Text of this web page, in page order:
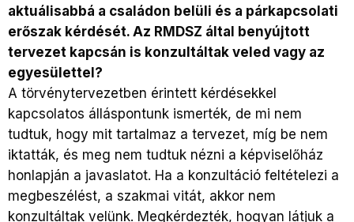
aktuálisabbá a családon belüli és a párkapcsolati
erőszak kérdését. Az RMDSZ által benyújtott
tervezet kapcsán is konzultáltak veled vagy az
egyesülettel?
A törvénytervezetben érintett kérdésekkel
kapcsolatos álláspontunk ismerték, de mi nem
tudtuk, hogy mit tartalmaz a tervezet, míg be nem
iktatták, és meg nem tudtuk nézni a képviselőház
honlapján a javaslatot. Ha a konzultáció feltételezi a
megbeszélést, a szakmai vitát, akkor nem
konzultáltak velünk. Megkérdezték, hogyan látjuk a